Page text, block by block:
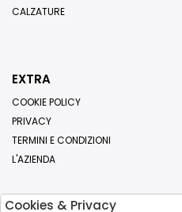
CALZATURE
EXTRA
COOKIE POLICY
PRIVACY
TERMINI E CONDIZIONI
L'AZIENDA
Cookies & Privacy